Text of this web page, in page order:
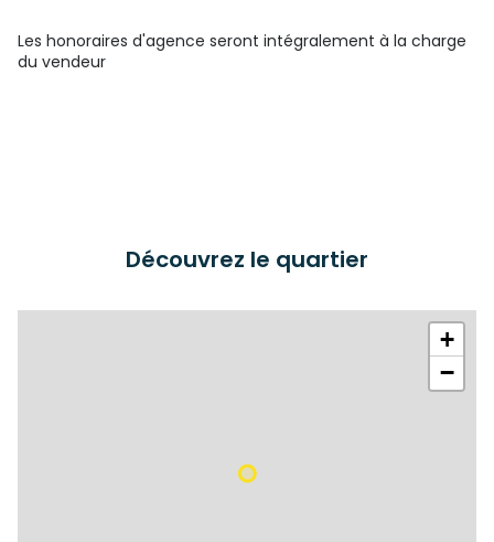
Les honoraires d'agence seront intégralement à la charge
du vendeur
Découvrez le quartier
+
−